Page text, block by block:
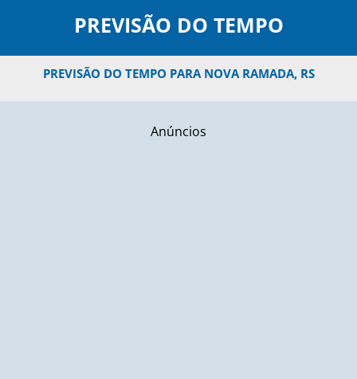
PREVISÃO DO TEMPO
PREVISÃO DO TEMPO PARA NOVA RAMADA, RS
Anúncios